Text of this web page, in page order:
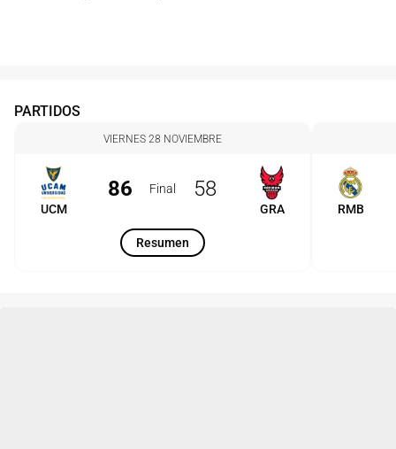
PARTIDOS
VIERNES 28 NOVIEMBRE
UCM
86 Final 58
GRA
Resumen
RMB